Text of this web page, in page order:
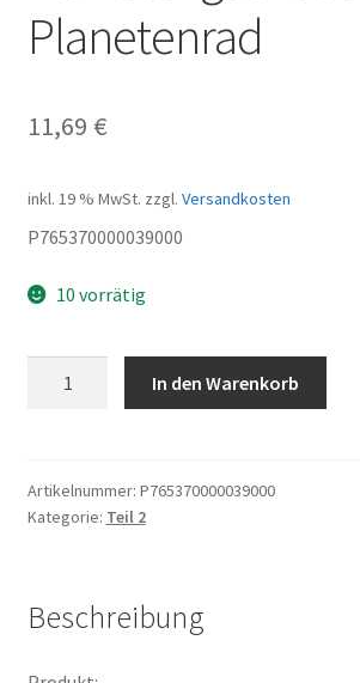
Planetenrad
11,69 €
inkl. 19 % MwSt. zzgl. Versandkosten
P765370000039000
10 vorrätig
In den Warenkorb
Artikelnummer: P765370000039000
Kategorie: Teil 2
Beschreibung